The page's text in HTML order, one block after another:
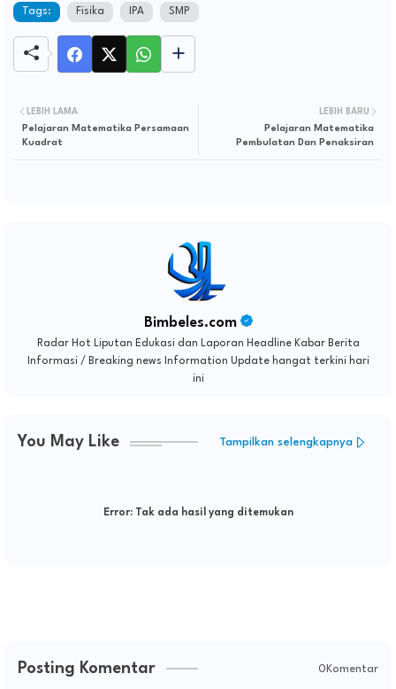
Tags: Fisika IPA SMP
LEBIH BARU
Pelajaran Matematika
Pembulatan Dan Penaksiran
LEBIH LAMA
Pelajaran Matematika Persamaan
Kuadrat
Bimbeles.com
Radar Hot Liputan Edukasi dan Laporan Headline Kabar Berita
Informasi / Breaking news Information Update hangat terkini hari
ini
You May Like Tampilkan selengkapnya
Error:Tak ada hasil yang ditemukan
Posting Komentar 0Komentar